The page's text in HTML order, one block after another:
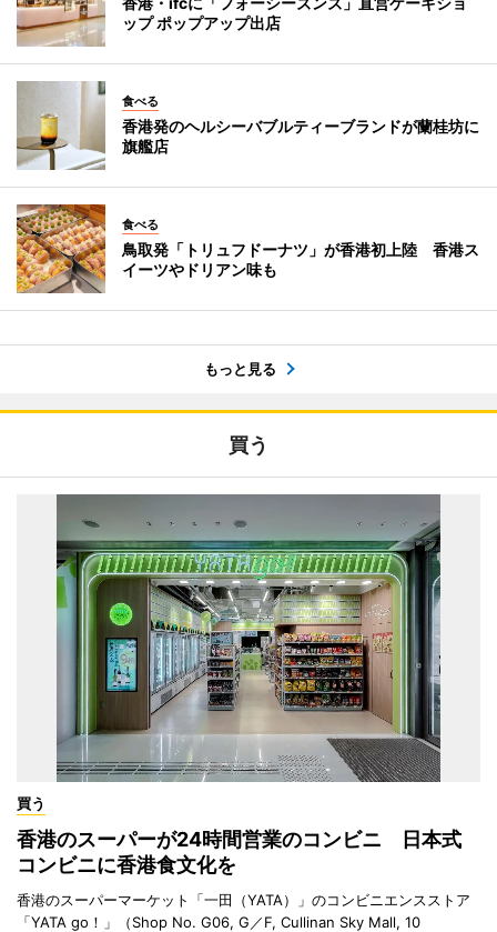
ップ ポップアップ出店
食べる
香港発のヘルシーバブルティーブランドが蘭桂坊に
旗艦店
食べる
鳥取発「トリュフドーナツ」が香港初上陸 香港ス
イーツやドリアン味も
もっと見る
買う
買う
香港のスーパーが24時間営業のコンビニ 日本式
コンビニに香港食文化を
香港のスーパーマーケット「一田（YATA）」のコンビニエンスストア
「YATA go！」（Shop No. G06, G／F, Cullinan Sky Mall, 10